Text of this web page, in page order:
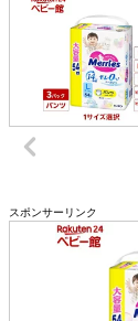
スポンサーリンク